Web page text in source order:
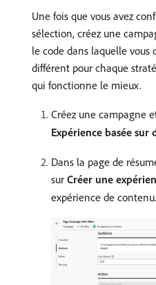
Une fois que vous avez
sélection, créez une
le code dans laquelle
différent pour chaque
qui fonctionne le mieux.
Créez une campagne
Expérience basée sur
Dans la page de
sur Créer une
expérience de contenu.